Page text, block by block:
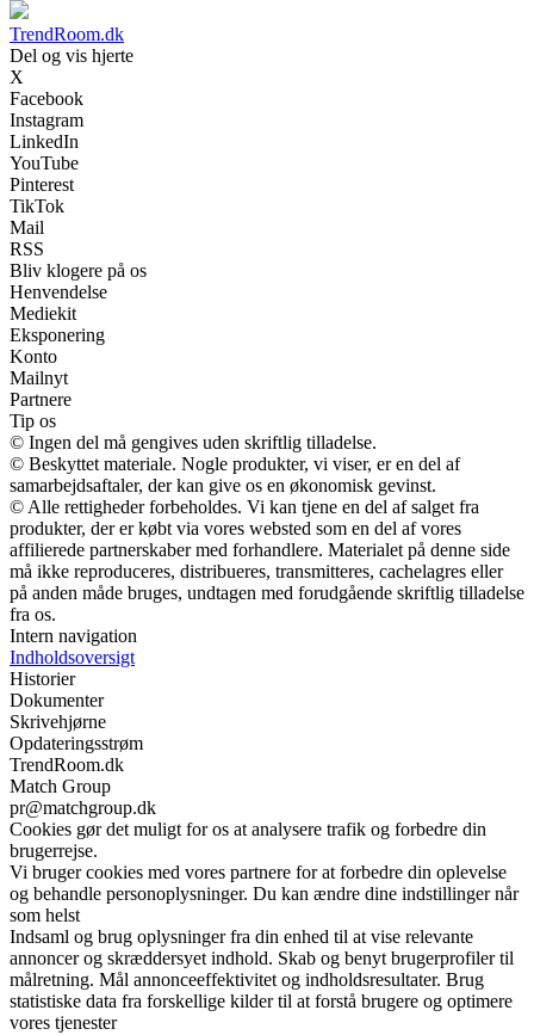
TrendRoom.dk
Del og vis hjerte
X
Facebook
Instagram
LinkedIn
YouTube
Pinterest
TikTok
Mail
RSS
Bliv klogere på os
Henvendelse
Mediekit
Eksponering
Konto
Mailnyt
Partnere
Tip os
© Ingen del må gengives uden skriftlig tilladelse.
© Beskyttet materiale. Nogle produkter, vi viser, er en del af
samarbejdsaftaler, der kan give os en økonomisk gevinst.
© Alle rettigheder forbeholdes. Vi kan tjene en del af salget fra
produkter, der er købt via vores websted som en del af vores
affilierede partnerskaber med forhandlere. Materialet på denne side
må ikke reproduceres, distribueres, transmitteres, cachelagres eller
på anden måde bruges, undtagen med forudgående skriftlig tilladelse
fra os.
Intern navigation
Indholdsoversigt
Historier
Dokumenter
Skrivehjørne
Opdateringsstrøm
TrendRoom.dk
Match Group
pr@matchgroup.dk
Cookies gør det muligt for os at analysere trafik og forbedre din
brugerrejse.
Vi bruger cookies med vores partnere for at forbedre din oplevelse
og behandle personoplysninger. Du kan ændre dine indstillinger når
som helst
Indsaml og brug oplysninger fra din enhed til at vise relevante
annoncer og skræddersyet indhold. Skab og benyt brugerprofiler til
målretning. Mål annonceeffektivitet og indholdsresultater. Brug
statistiske data fra forskellige kilder til at forstå brugere og optimere
vores tjenester